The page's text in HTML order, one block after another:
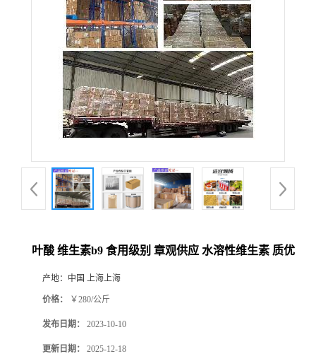
叶酸 维生素b9 食用级别 章观供应 水溶性维生素 质优
产地： 中国 上海上海
价格： ￥280/公斤
发布日期： 2023-10-10
更新日期： 2025-12-18